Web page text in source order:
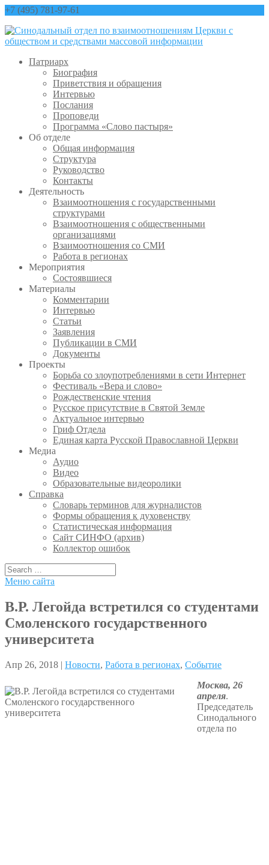
+7 (495) 781-97-61
Патриарх
Биография
Приветствия и обращения
Интервью
Послания
Проповеди
Программа «Слово пастыря»
Об отделе
Общая информация
Структура
Руководство
Контакты
Деятельность
Взаимоотношения с государственными
структурами
Взаимоотношения с общественными
организациями
Взаимоотношения со СМИ
Работа в регионах
Мероприятия
Состоявшиеся
Материалы
Комментарии
Интервью
Статьи
Заявления
Публикации в СМИ
Документы
Проекты
Борьба со злоупотреблениями в сети Интернет
Фестиваль «Вера и слово»
Рождественские чтения
Русское присутствие в Святой Земле
Актуальное интервью
Гриф Отдела
Единая карта Русской Православной Церкви
Медиа
Аудио
Видео
Образовательные видеоролики
Справка
Словарь терминов для журналистов
Формы обращения к духовенству
Статистическая информация
Сайт СИНФО (архив)
Коллектор ошибок
Меню сайта
В.Р. Легойда встретился со студентами
Смоленского государственного
университета
Апр 26, 2018 | Новости, Работа в регионах, Событие
Москва, 26
апреля.
Председатель
Синодального
отдела по